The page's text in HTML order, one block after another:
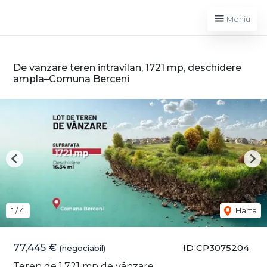
Meniu
De vanzare teren intravilan, 1721 mp, deschidere
ampla–Comuna Berceni
ID CP3075204
77,445 € (negociabil)
1 /4 Harta
Previous